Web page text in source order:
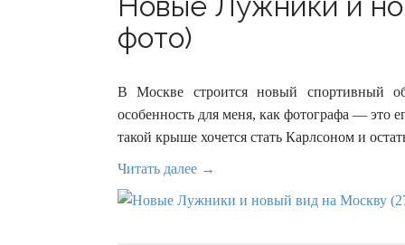
фото)
В Москве строится новый спортивный
особенность для меня, как фотографа —
такой крыше хочется стать Карлсоном и
Читать далее →